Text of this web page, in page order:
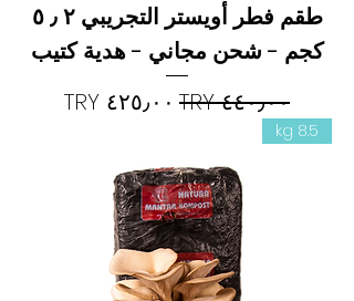
م
طقم فطر أويستر التجريبي ٢ ٫ ٥
كجم - شحن مجاني - هدية كتيب
سعر عادي
سعر البيع
8.5 kg